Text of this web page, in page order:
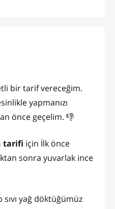
bir tarif vereceğim.
yapmanızı
önce geçelim. 👎
tarifi için İlk önce
sonra yuvarlak ince
sıvı yağ döktüğümüz